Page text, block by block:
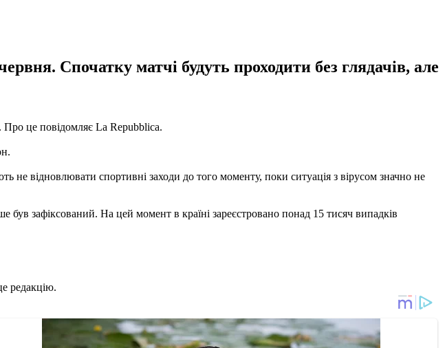
Спочатку матчі будуть проходити без глядачів, але
. Про це повідомляє La Repubblica.
не відновлювати спортивні заходи до того моменту, поки ситуація з вірусом значно не
був зафіксований. На цей момент в країні зареєстровано понад 15 тисяч випадків
редакцію.